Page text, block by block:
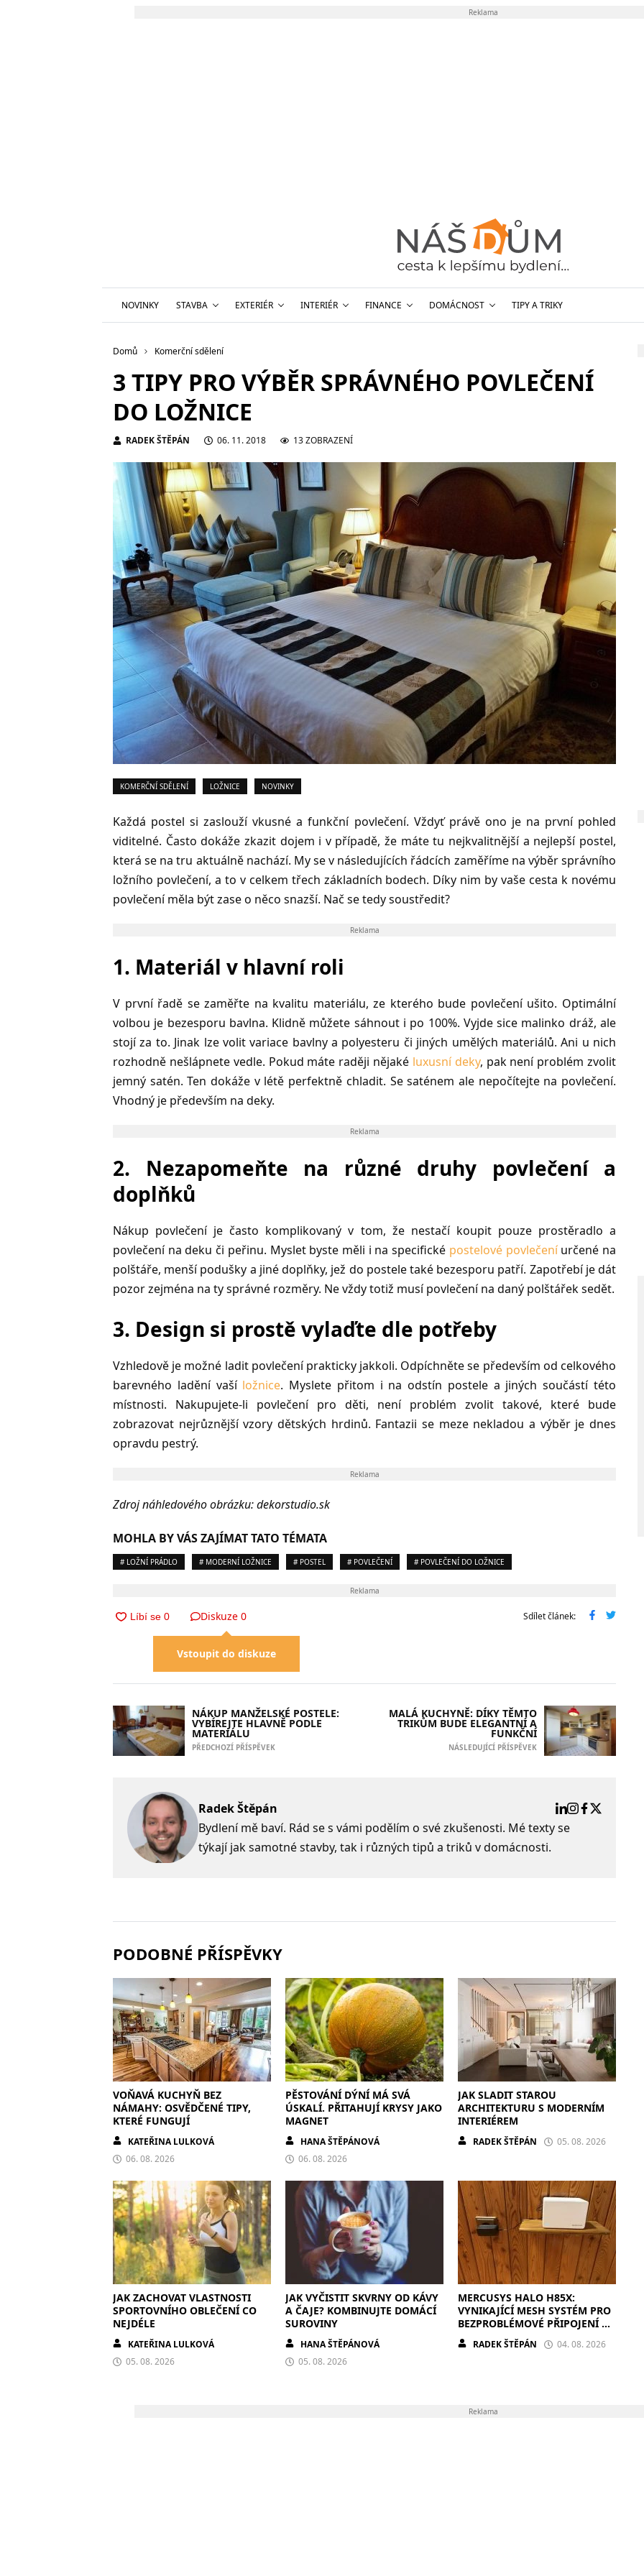
Reklama
NOVINKY STAVBA EXTERIÉR INTERIÉR FINANCE DOMÁCNOST TIPY A TRIKY
Domů Komerční sdělení
3 TIPY PRO VÝBĚR SPRÁVNÉHO POVLEČENÍ
DO LOŽNICE
RADEK ŠTĚPÁN 06. 11. 2018 13 ZOBRAZENÍ
KOMERČNÍ SDĚLENÍ LOŽNICE NOVINKY
Každá postel si zaslouží vkusné a funkční povlečení. Vždyť právě ono je na první pohled
viditelné. Často dokáže zkazit dojem i v případě, že máte tu nejkvalitnější a nejlepší postel,
která se na tru aktuálně nachází. My se v následujících řádcích zaměříme na výběr správního
ložního povlečení, a to v celkem třech základních bodech. Díky nim by vaše cesta k novému
povlečení měla být zase o něco snazší. Nač se tedy soustředit?
Reklama
1. Materiál v hlavní roli
V první řadě se zaměřte na kvalitu materiálu, ze kterého bude povlečení ušito. Optimální
volbou je bezesporu bavlna. Klidně můžete sáhnout i po 100%. Vyjde sice malinko dráž, ale
stojí za to. Jinak lze volit variace bavlny a polyesteru či jiných umělých materiálů. Ani u nich
rozhodně nešlápnete vedle. Pokud máte raději nějaké luxusní deky, pak není problém zvolit
jemný satén. Ten dokáže v létě perfektně chladit. Se saténem ale nepočítejte na povlečení.
Vhodný je především na deky.
Reklama
2. Nezapomeňte na různé druhy povlečení a
doplňků
Nákup povlečení je často komplikovaný v tom, že nestačí koupit pouze prostěradlo a
povlečení na deku či peřinu. Myslet byste měli i na specifické postelové povlečeníurčené na
polštáře, menší podušky a jiné doplňky, jež do postele také bezesporu patří. Zapotřebí je dát
pozor zejména na ty správné rozměry. Ne vždy totiž musí povlečení na daný polštářek sedět.
3. Design si prostě vylaďte dle potřeby
Vzhledově je možné ladit povlečení prakticky jakkoli. Odpíchněte se především od celkového
barevného ladění vaší ložnice. Myslete přitom i na odstín postele a jiných součástí této
místnosti. Nakupujete-li povlečení pro děti, není problém zvolit takové, které bude
zobrazovat nejrůznější vzory dětských hrdinů. Fantazii se meze nekladou a výběr je dnes
opravdu pestrý.
Reklama
Zdroj náhledového obrázku: dekorstudio.sk
MOHLA BY VÁS ZAJÍMAT TATO TÉMATA
# LOŽNÍ PRÁDLO # MODERNÍ LOŽNICE # POSTEL # POVLEČENÍ # POVLEČENÍ DO LOŽNICE
Reklama
Diskuze 0
Vstoupit do diskuze
Sdílet článek:
NÁKUP MANŽELSKÉ POSTELE:
VYBÍREJTE HLAVNĚ PODLE
MATERIÁLU
PŘEDCHOZÍ PŘÍSPĚVEK
MALÁ KUCHYNĚ: DÍKY TĚMTO
TRIKŮM BUDE ELEGANTNÍ A
FUNKČNÍ
NÁSLEDUJÍCÍ PŘÍSPĚVEK
Radek Štěpán
Bydlení mě baví. Rád se s vámi podělím o své zkušenosti. Mé texty se
týkají jak samotné stavby, tak i různých tipů a triků v domácnosti.
PODOBNÉ PŘÍSPĚVKY
VOŇAVÁ KUCHYŇ BEZ
NÁMAHY: OSVĚDČENÉ TIPY,
KTERÉ FUNGUJÍ
KATEŘINA LULKOVÁ
06. 08. 2026
PĚSTOVÁNÍ DÝNÍ MÁ SVÁ
ÚSKALÍ. PŘITAHUJÍ KRYSY JAKO
MAGNET
HANA ŠTĚPÁNOVÁ
06. 08. 2026
JAK SLADIT STAROU
ARCHITEKTURU S MODERNÍM
INTERIÉREM
RADEK ŠTĚPÁN 05. 08. 2026
JAK ZACHOVAT VLASTNOSTI
SPORTOVNÍHO OBLEČENÍ CO
NEJDÉLE
KATEŘINA LULKOVÁ
05. 08. 2026
JAK VYČISTIT SKVRNY OD KÁVY
A ČAJE? KOMBINUJTE DOMÁCÍ
SUROVINY
HANA ŠTĚPÁNOVÁ
05. 08. 2026
MERCUSYS HALO H85X:
VYNIKAJÍCÍ MESH SYSTÉM PRO
BEZPROBLÉMOVÉ PŘIPOJENÍ V
KAŽDÉ DOMÁCNOSTI
RADEK ŠTĚPÁN 04. 08. 2026
Reklama